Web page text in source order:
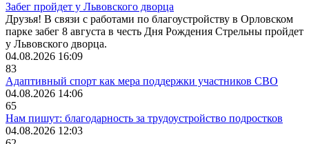
Забег пройдет у Львовского дворца
Друзья! В связи с работами по благоустройству в Орловском
парке забег 8 августа в честь Дня Рождения Стрельны пройдет
у Львовского дворца.
04.08.2026 16:09
83
Адаптивный спорт как мера поддержки участников СВО
04.08.2026 14:06
65
Нам пишут: благодарность за трудоустройство подростков
04.08.2026 12:03